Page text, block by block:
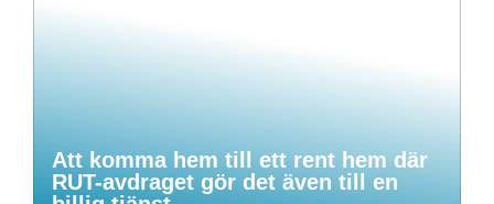
Att komma hem till ett rent hem där
RUT-avdraget gör det även till en